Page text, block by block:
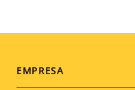
Footer
EMPRESA